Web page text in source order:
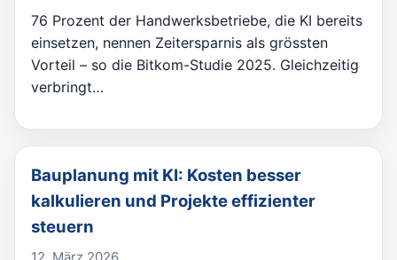
76 Prozent der Handwerksbetriebe, die KI bereits
einsetzen, nennen Zeitersparnis als grössten
Vorteil – so die Bitkom-Studie 2025. Gleichzeitig
verbringt…
Bauplanung mit KI: Kosten besser
kalkulieren und Projekte effizienter
steuern